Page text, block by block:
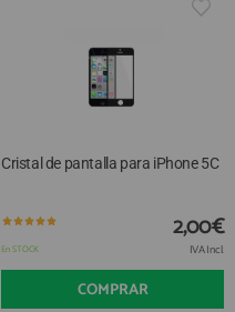
Cristal de pantalla para iPhone 5C
En STOCK
2,00€
IVA Incl.
COMPRAR